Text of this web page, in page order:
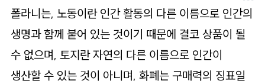
폴라니는, 노동이란 인간 활동의 다른 이름으로 인간의
생명과 함께 붙어 있는 것이기 때문에 결코 상품이 될
수 없으며, 토지란 자연의 다른 이름으로 인간이
생산할 수 있는 것이 아니며, 화폐는 구매력의 징표일